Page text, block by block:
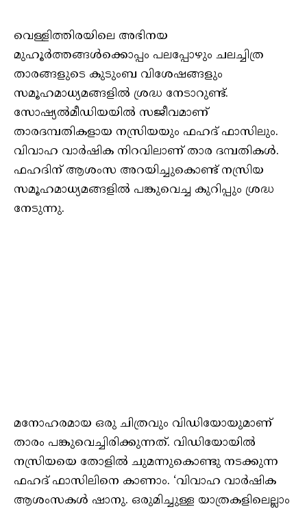
വെള്ളിത്തിരയിലെ അഭിനയ
മുഹൂര്‍ത്തങ്ങള്‍ക്കൊപ്പം പലപ്പോഴും ചലച്ചിത്ര
താരങ്ങളുടെ കുടുംബ വിശേഷങ്ങളും
സമൂഹമാധ്യമങ്ങളില്‍ ശ്രദ്ധ നേടാറുണ്ട്.
സോഷ്യല്‍മീഡിയയില്‍ സജീവമാണ്
താരദമ്പതികളായ നസ്രിയയും ഫഹദ് ഫാസിലും.
വിവാഹ വാര്‍ഷിക നിറവിലാണ് താര ദമ്പതികള്‍.
ഫഹദിന് ആശംസ അറയിച്ചുകൊണ്ട് നസ്രിയ
സമൂഹമാധ്യമങ്ങളില്‍ പങ്കുവെച്ച കുറിപ്പും ശ്രദ്ധ
നേടുന്നു.
മനോഹരമായ ഒരു ചിത്രവും വിഡിയോയുമാണ്
താരം പങ്കുവെച്ചിരിക്കുന്നത്. വിഡിയോയില്‍
നസ്രിയയെ തോളില്‍ ചുമന്നുകൊണ്ടു നടക്കുന്ന
ഫഹദ് ഫാസിലിനെ കാണാം. ‘വിവാഹ വാര്‍ഷിക
ആശംസകള്‍ ഷാനു. ഒരുമിച്ചുള്ള യാത്രകളിലെല്ലാം